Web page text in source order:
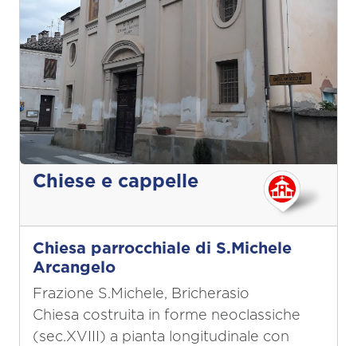
Chiese e cappelle
Chiesa parrocchiale di S.Michele
Arcangelo
Frazione S.Michele, Bricherasio
Chiesa costruita in forme neoclassiche
(sec.XVIII) a pianta longitudinale con